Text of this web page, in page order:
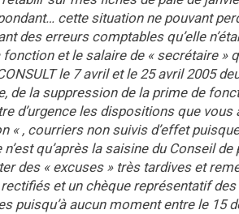
cette situation ne pouvant
des erreurs comptables qu’elle
fonction et le salaire de « secrétaire »
le 7 avril et le 25 avril 2005
de la suppression de la prime de
d’urgence les dispositions que
« , courriers non suivis d’effet
n’est qu’après la saisine du Conseil
des « excuses » très tardives et
et un chèque représentatif
puisqu’à aucun moment entre le 15